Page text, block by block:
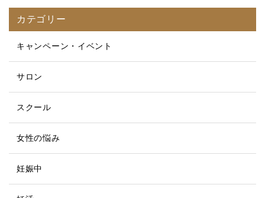
カテゴリー
キャンペーン・イベント
サロン
スクール
女性の悩み
妊娠中